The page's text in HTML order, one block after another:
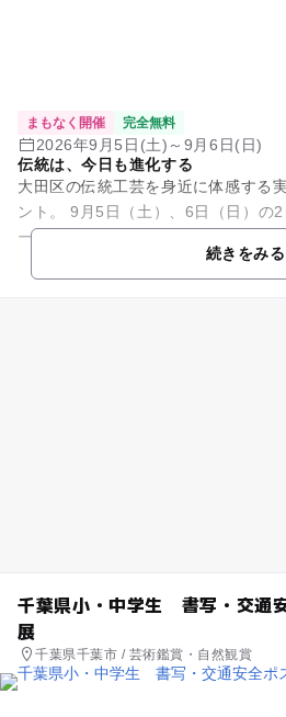
まもなく開催 完全無料
2026年9月5日(土)～9月6日(日)
伝統は、今日も進化する
大田区の伝統工芸を身近に体感する
ント。 9月5日（土）、6日（日）の
ースに分かれて作業実演を行う。工
続きをみる
千葉県小・中学生 書写・交通
展
千葉県千葉市 / 芸術鑑賞・自然観賞